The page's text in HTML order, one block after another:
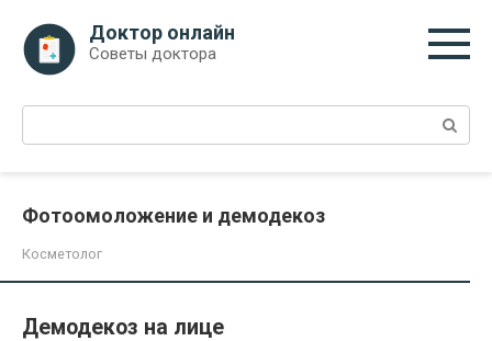
контенту
Доктор онлайн
Советы доктора
Поиск:
Фотоомоложение и демодекоз
Косметолог
Демодекоз на лице